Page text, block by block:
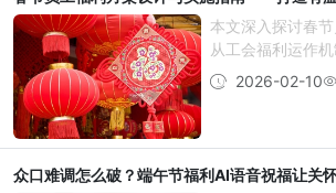
本文深入探讨春
从工会福利运作
2026-02-10
众口难调怎么破？端午节福利AI语音祝福让关